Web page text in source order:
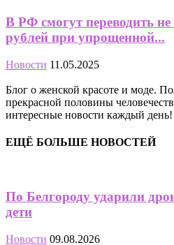
В РФ смогут переводить не
рублей при упрощенной...
Новости 11.05.2025
Блог о женской красоте и моде.
прекрасной половины
интересные новости каждый день!
ЕЩЁ БОЛЬШЕ НОВОСТЕЙ
По Белгороду ударили
дети
Новости 09.08.2026